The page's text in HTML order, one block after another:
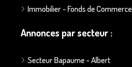
Immobilier - Fonds de Commerce
Annonces par secteur :
Secteur Bapaume - Albert